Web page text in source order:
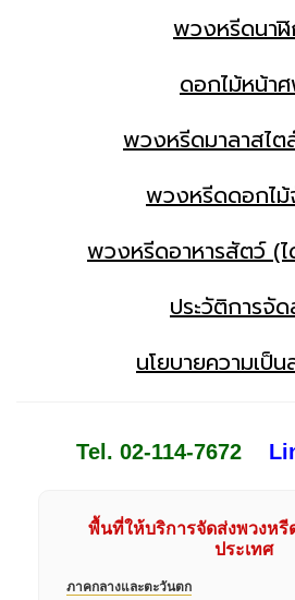
พวงหรีดนาฬิ
ดอกไม้หน้า
พวงหรีดมาลาสไต
พวงหรีดดอกไ
พวงหรีดอาหารสัตว์ (
ประวัติการจั
นโยบายความเป็
Tel. 02-114-7672
พื้นที่ให้บริการจัดส่งพวงห
ประเทศ
ภาคกลางและตะวันตก